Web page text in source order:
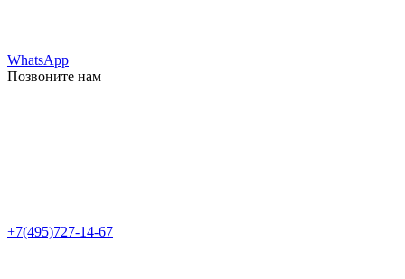
WhatsApp
Позвоните нам
+7(495)727-14-67